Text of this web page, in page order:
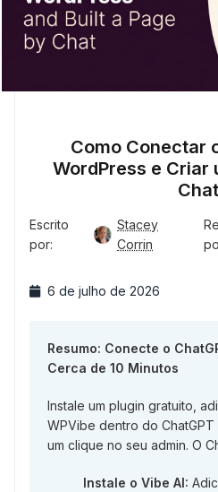
Como Conectar
WordPress e Criar
Chat
Escrito
por:
Stacey
Corrin
6 de julho de 2026
Resumo: Conecte o
Cerca de 10 Minutos
Instale um plugin gratuito,
WPVibe dentro do
um clique no seu admin. O
Instale o Vibe AI: